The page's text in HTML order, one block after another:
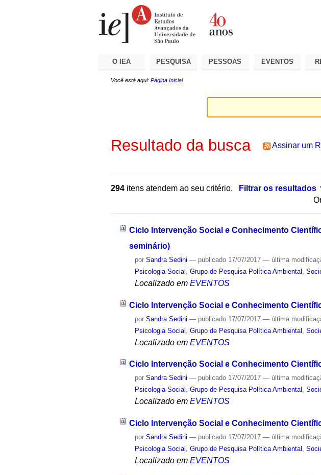
O IEA PESQUISA PESSOAS EVENTOS
Você está aqui: Página Inicial
Resultado da busca Assinar um
294 itens atendem ao seu critério.
Filtrar os resultados
Ciclo Intervenção Social e Conhecimento
seminário)
porSandra Sedini — publicado 17/07/2017— última
Psicologia Social
,Grupo de Pesquisa Política Ambiental ,
Localizado em EVENTOS
Ciclo Intervenção Social e Conhecimento
porSandra Sedini — publicado 17/07/2017— última
Psicologia Social ,Grupo de Pesquisa Política Ambiental ,
Localizado em EVENTOS
Ciclo Intervenção Social e Conhecimento
porSandra Sedini — publicado 17/07/2017— última
Psicologia Social ,Grupo de Pesquisa Política Ambiental ,
Localizado em EVENTOS
Ciclo Intervenção Social e Conhecimento
porSandra Sedini — publicado 17/07/2017— última
Psicologia Social ,Grupo de Pesquisa Política Ambiental ,
Localizado em EVENTOS